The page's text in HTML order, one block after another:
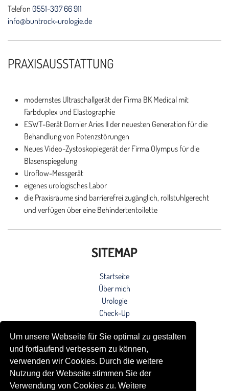
Um unsere Webseite für Sie optimal zu gestalten
und fortlaufend verbessern zu können,
verwenden wir Cookies. Durch die weitere
Nutzung der Webseite stimmen Sie der
Verwendung von Cookies zu. Weitere
Telefon 0551-307 66 911
info@buntrock-urologie.de
PRAXISAUSSTATTUNG
modernstes Ultraschallgerät der Firma BK Medical mit
Farbduplex und Elastographie
ESWT-Gerät Dornier Aries II der neuesten Generation für die
Behandlung von Potenzstörungen
Neues Video-Zystoskopiegerät der Firma Olympus für die
Blasenspiegelung
Uroflow-Messgerät
eigenes urologisches Labor
die Praxisräume sind barrierefrei zugänglich, rollstuhlgerecht
und verfügen über eine Behindertentoilette
SITEMAP
Startseite
Über mich
Urologie
Check-Up
Sportmedizin
Blog
Kontakt
Impressum
Datenschutzerklärung